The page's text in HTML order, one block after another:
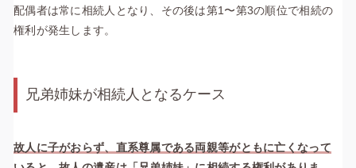
配偶者は常に相続人となり、その後は第1〜第3の順位で相続の
権利が発生します。
兄弟姉妹が相続人となるケース
故人に子がおらず、直系尊属である両親等がともに亡くなって